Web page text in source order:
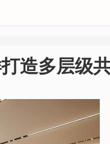
造多层级